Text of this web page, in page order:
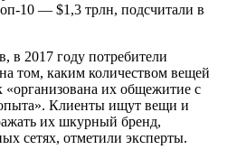
10 — $1,3 трлн, подсчитали в
в 2017 году потребители
том, каким количеством вещей
«организована их общежитие с
Клиенты ищут вещи и
их шкурный бренд,
сетях, отметили эксперты.